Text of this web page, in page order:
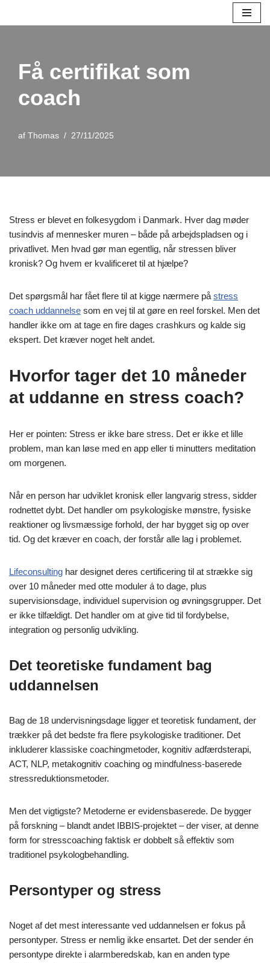
indhold
Få certifikat som
coach
af Thomas 27/11/2025
Stress er blevet en folkesygdom i Danmark. Hver dag møder
tusindvis af mennesker muren – både på arbejdspladsen og i
privatlivet. Men hvad gør man egentlig, når stressen bliver
kronisk? Og hvem er kvalificeret til at hjælpe?
Det spørgsmål har fået flere til at kigge nærmere på stress
coach uddannelse som en vej til at gøre en reel forskel. Men det
handler ikke om at tage en fire dages crashkurs og kalde sig
ekspert. Det kræver noget helt andet.
Hvorfor tager det 10 måneder
at uddanne en stress coach?
Her er pointen: Stress er ikke bare stress. Det er ikke et lille
problem, man kan løse med en app eller ti minutters meditation
om morgenen.
Når en person har udviklet kronisk eller langvarig stress, sidder
rodnettet dybt. Det handler om psykologiske mønstre, fysiske
reaktioner og livsmæssige forhold, der har bygget sig op over
tid. Og det kræver en coach, der forstår alle lag i problemet.
Lifeconsulting har designet deres certificering til at strække sig
over 10 måneder med otte moduler á to dage, plus
supervisionsdage, individuel supervision og øvningsgrupper. Det
er ikke tilfældigt. Det handler om at give tid til fordybelse,
integration og personlig udvikling.
Det teoretiske fundament bag
uddannelsen
Bag de 18 undervisningsdage ligger et teoretisk fundament, der
trækker på det bedste fra flere psykologiske traditioner. Det
inkluderer klassiske coachingmetoder, kognitiv adfærdsterapi,
ACT, NLP, metakognitiv coaching og mindfulness-baserede
stressreduktionsmetoder.
Men det vigtigste? Metoderne er evidensbaserede. De bygger
på forskning – blandt andet IBBIS-projektet – der viser, at denne
form for stresscoaching faktisk er dobbelt så effektiv som
traditionel psykologbehandling.
Persontyper og stress
Noget af det mest interessante ved uddannelsen er fokus på
persontyper. Stress er nemlig ikke ensartet. Det der sender én
persontype direkte i alarmberedskab, kan en anden type